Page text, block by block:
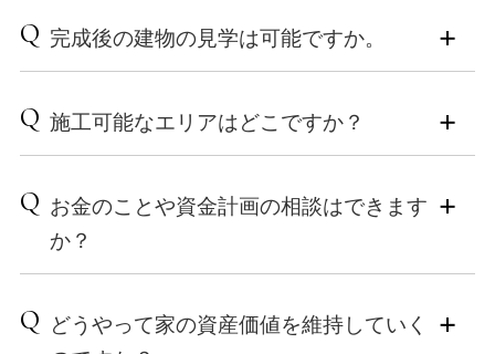
「思ったような間取りが実現できなかった」「日当た
りが想定と違って暗い家になってしまった」と後悔さ
れるケースも少なくありません。
工務店が土地探しの段階から関わることには、以下の
ような大きなメリットがあります。
・建築のプロの視点で、地盤や高低差、法規制などを
チェックできる
・間取りプランと土地の相性を事前にシミュレーショ
ンできる
資金計画を立てられる
資金計画のプランニングなどもお気軽にご相談くださ
い。
せん。新築と同等、あるいはそれ以上の性能を引き出
すための確かなノウハウを持って、お客様の大切な資
産を守り、高めます。
A
数字だけではない、弊社のこだわりと技術を、ぜひみ
完成後は見ることはできない、高断熱・高気密の内部
をご案内いたします。
開催情報は、公式サイト内の「イベント・お知らせ」
構造見学会のみどころ
・断熱・気密の処理など、職人の高い技術
・骨組みとなる木材の質やぬくもり、耐久等級最高ラ
・音の静かさ
・住まいのスケール感、こだわり抜いた素材や施工方
Q 完成後の建物の見学は可能ですか。
A
木造ならではの香りや空気感、そして高断熱・高気密
開催情報は、公式サイト内の「イベント・お知らせ」
ページよりご確認いただけます。
来場予約フォームまたは、お問い合わせから、お気軽
にお申し込みください。
Q 施工可能なエリアはどこですか？
A
も迅速に対応できるよう、弊社事務所から1時間圏内を
施工エリアとさせていただいております。下記をご参
考にしてください。柔軟に対応できる場合もございま
すので、ぜひ一度ご相談ください。
■神奈川県 横浜市 川崎市 海老名市 寒川町 愛川町 相模
原市南区 厚木市 座間市 綾瀬市 大和市 藤沢市 茅ヶ崎市
Q お金のことや資金計画の相談はできます
か？
A
けます。
Q
どうやって家の資産価値を維持していく